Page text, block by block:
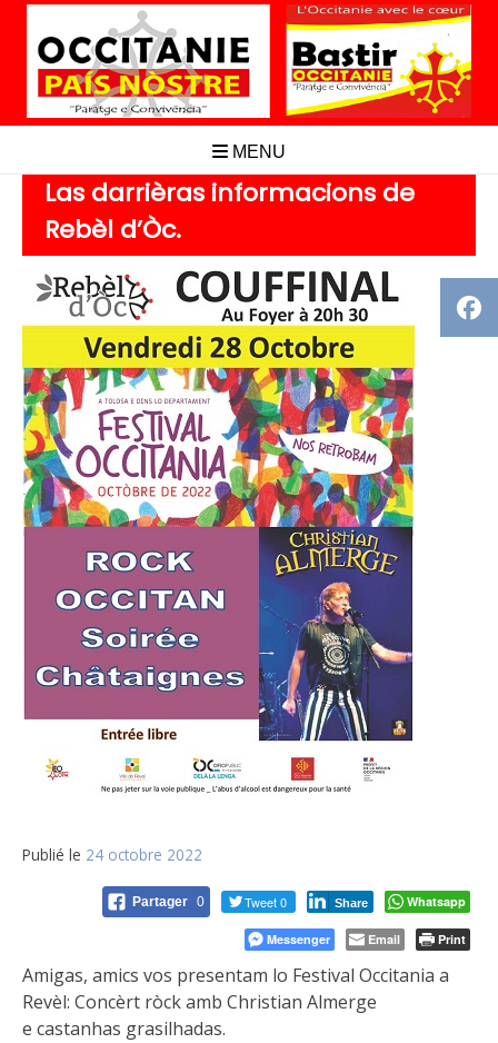
Aller
contenu
MENU
Las darrièras informacions de
Rebèl d’Òc.
Publié le 24 octobre 2022
Partager 0 Tweet 0 Share Whatsapp
Messenger Email Print
Amigas, amics vos presentam lo Festival Occitania a
Revèl: Concèrt ròck amb Christian Almerge
e castanhas grasilhadas.